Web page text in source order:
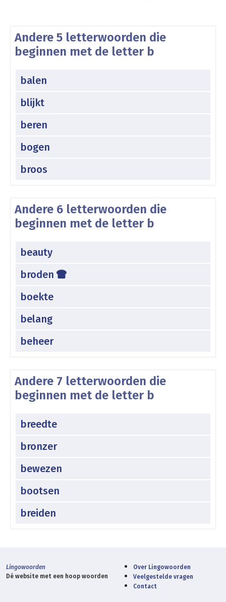
Andere 5 letterwoorden die
beginnen met de letter b
balen
blijkt
beren
bogen
broos
Andere 6 letterwoorden die
beginnen met de letter b
beauty
broden
boekte
belang
beheer
Andere 7 letterwoorden die
beginnen met de letter b
breedte
bronzer
bewezen
bootsen
breiden
Lingowoorden
Dé website met een hoop woorden
Over Lingowoorden
Veelgestelde vragen
Contact